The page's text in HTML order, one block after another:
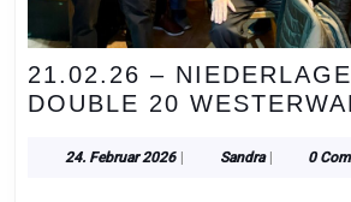
21.02.26 –
DOUBLE 20
24. Februar 202624.
SandraSandra 0